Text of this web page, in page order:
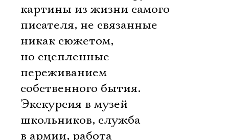
картины из жизни самого
писателя, не связанные
никак сюжетом,
но сцепленные
переживанием
собственного бытия.
Экскурсия в музей
школьников, служба
в армии, работа